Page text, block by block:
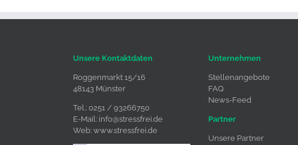
Unsere Kontaktdaten
Roggenmarkt 15/16
48143 Münster
Tel.: 0251 / 93266750
E-Mail: info@stressfrei.de
Web: www.stressfrei.de
Unternehmen
Stellenangebote
FAQ
News-Feed
Partner
Unsere Partner